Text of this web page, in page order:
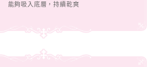
能夠吸入底層，持續乾爽